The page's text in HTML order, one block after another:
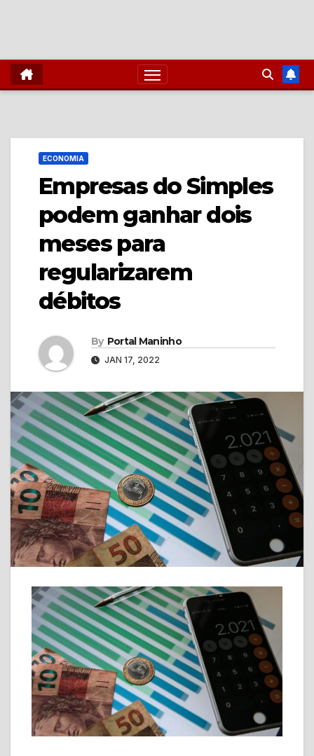
ECONOMIA
Empresas do Simples
podem ganhar dois
meses para
regularizarem
débitos
By Portal Maninho
JAN 17, 2022